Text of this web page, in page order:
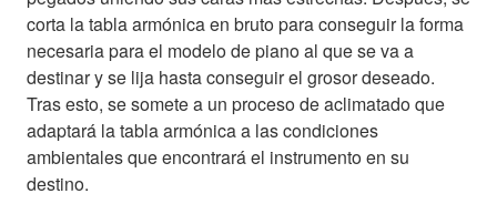
corta la tabla armónica en bruto para conseguir la forma
necesaria para el modelo de piano al que se va a
destinar y se lija hasta conseguir el grosor deseado.
Tras esto, se somete a un proceso de aclimatado que
adaptará la tabla armónica a las condiciones
ambientales que encontrará el instrumento en su
destino.